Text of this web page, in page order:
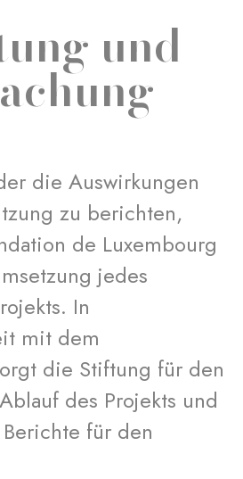
und
die Auswirkungen
zu berichten,
de Luxembourg
jedes
In
mit dem
die Stiftung für den
des Projekts und
für den